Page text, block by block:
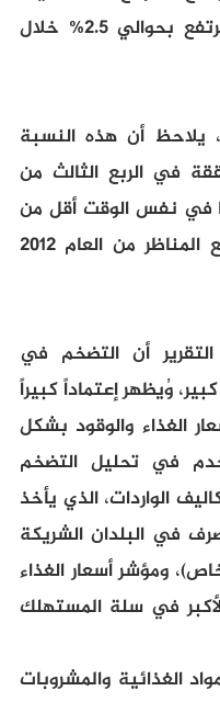
الواردات التي من المنتظر أن ترتفع بحوالي 2.5% خلال
يلاحظ أن هذه النسبة
في الربع الثالث من
1.4%، لكنها في نفس الوقت أقل من
النسبة التي تحققت خلال الربع المناظر من العام 2012
أن التضخم في
وُيظهر إعتماداً كبيراً
الغذاء والوقود بشكل
في تحليل التضخم
الواردات، الذي يأخذ
في البلدان الشريكة
ومؤشر أسعار الغذاء
في سلة المستهلك
الغذائية والمشروبات